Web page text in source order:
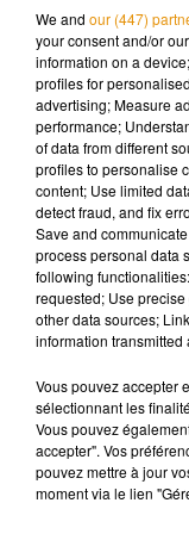
n’est pas un saint.
mentions.
Musique
We and our (447)
your consent and/or
information on a
profiles for
advertising; Measure
performance;
of data from different
profiles to personalise
content; Use limited
detect fraud, and fix
Save and
process personal data
following
requested; Use
other data sources;
information transmitted
Vous pouvez accepter
sélectionnant les
Vous pouvez
accepter". Vos
pouvez mettre à jour
moment via le lien